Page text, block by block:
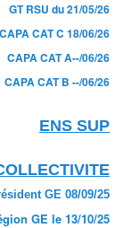
GT RSU du 21/05/26
CAPA CAT C 18/06/26
CAPA CAT A--/06/26
CAPA CAT B --/06/26
ENS SUP
GE 08/09/25
GE le 13/10/25